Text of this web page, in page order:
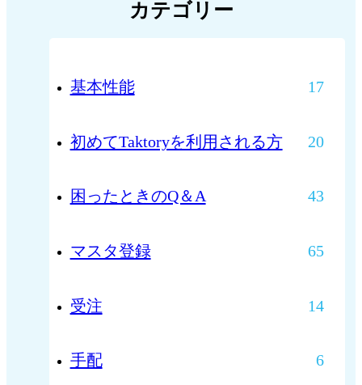
カテゴリー
基本性能 17
初めてTaktoryを利用される方 20
困ったときのQ＆A 43
マスタ登録 65
受注 14
手配 6